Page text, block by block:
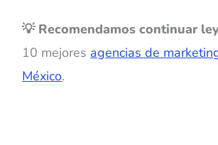
💡 Recomendamos continuar
10 mejores agencias de
México.